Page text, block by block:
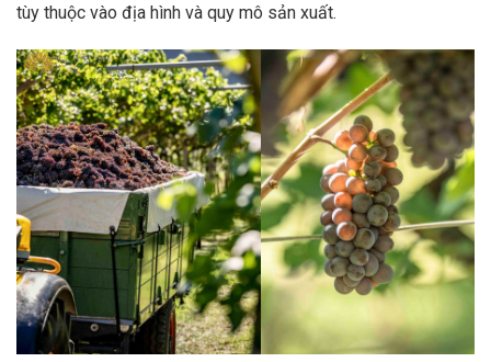
tùy thuộc vào địa hình và quy mô sản xuất.